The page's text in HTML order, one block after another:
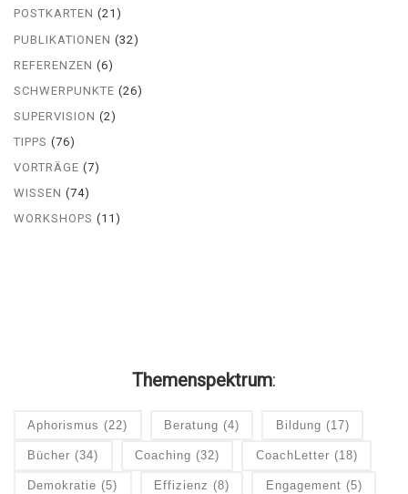
POSTKARTEN (21)
PUBLIKATIONEN (32)
REFERENZEN (6)
SCHWERPUNKTE (26)
SUPERVISION (2)
TIPPS (76)
VORTRÄGE (7)
WISSEN (74)
WORKSHOPS (11)
Themenspektrum:
Aphorismus (22) Beratung (4) Bildung (17)
Bücher (34) Coaching (32) CoachLetter (18)
Demokratie (5) Effizienz (8) Engagement (5)